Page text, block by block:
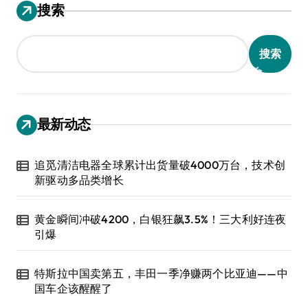
搜索
搜索
最新动态
追觅清洁电器全球累计出货量破4000万台，技术创
新驱动多品类增长
黄金瞬间冲破4200，白银狂飙3.5%！三大利好连夜
引爆
特斯拉中国卖第五，丰田一季净赚两个比亚迪——中
国车企该醒醒了